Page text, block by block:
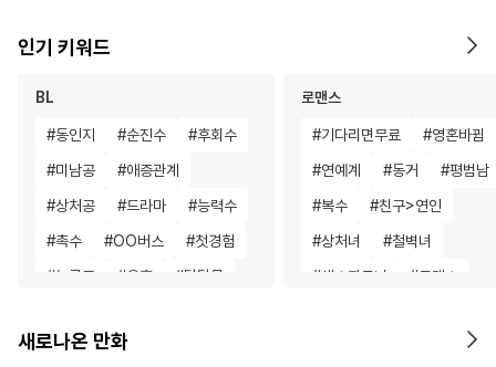
인기 키워드
BL
#동인지 #순진수 #후회수
#미남공 #애증관계
#상처공 #드라마 #능력수
#촉수 #OO버스 #첫경험
#능글공 #유혹 #달달물
#재벌공 #질투
로맨스
#기다리면무료 #영혼바뀜
#연예계 #동거 #평범남
#복수 #친구>연인
#상처녀 #철벽녀
#섹스파트너 #로맨스
새로나온 만화